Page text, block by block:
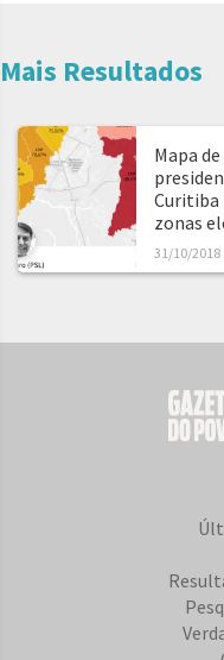
Mais Resultados
Mapa de
Curitiba
zonas
31/10/2018